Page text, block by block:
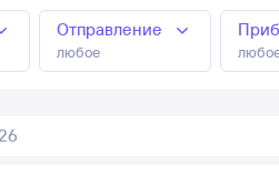
Отправление
любое